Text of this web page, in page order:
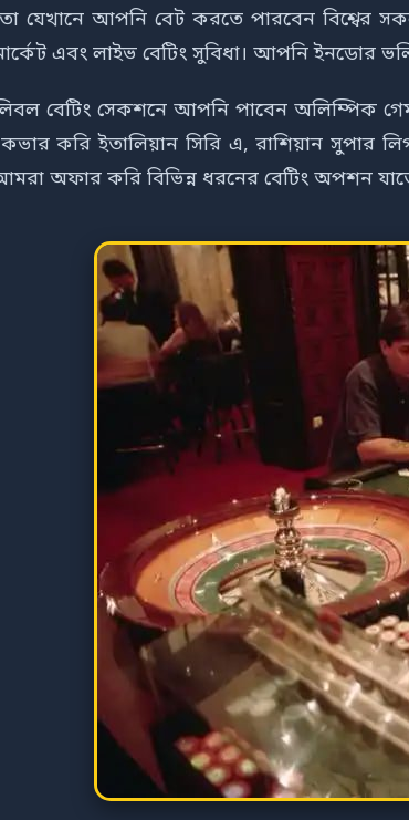
যেখানে আপনি বেট করতে পারবেন বিশ্বের
মার্কেট এবং লাইভ বেটিং সুবিধা। আপনি
বেটিং সেকশনে আপনি পাবেন অলিম্পিক
করি ইতালিয়ান সিরি এ, রাশিয়ান সুপার
অফার করি বিভিন্ন ধরনের বেটিং অপশন